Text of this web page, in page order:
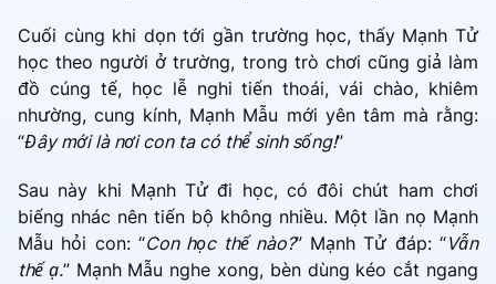
Cuối cùng khi dọn tới gần trường học, thấy Mạnh Tử
học theo người ở trường, trong trò chơi cũng giả làm
đồ cúng tế, học lễ nghi tiến thoái, vái chào, khiêm
nhường, cung kính, Mạnh Mẫu mới yên tâm mà rằng:
“Đây mới là nơi con ta có thể sinh sống!”
Sau này khi Mạnh Tử đi học, có đôi chút ham chơi
biếng nhác nên tiến bộ không nhiều. Một lần nọ Mạnh
Mẫu hỏi con: “Con học thế nào?” Mạnh Tử đáp: “Vẫn
thế ạ.” Mạnh Mẫu nghe xong, bèn dùng kéo cắt ngang